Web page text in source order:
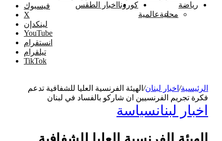
رياضة
محليةعالمية
كورونا اخبار الطقس
فيسبوك
‫X
لينكدإن
‫YouTube
انستقرام
تيلقرام
‫TikTok
الرئيسية/ اخبار لبنان/ الهيئة الفرنسية العليا للشفافية تدعم
فكرة تجريم الفرنسيين ان شاركو بالفساد في لبنان
اخبار لبنانسياسة